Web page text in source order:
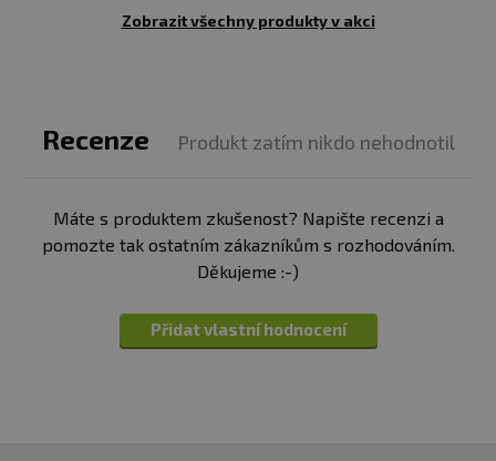
Zobrazit všechny produkty v akci
Recenze Produkt zatím nikdo nehodnotil
Máte s produktem zkušenost? Napište recenzi a
pomozte tak ostatním zákazníkům s rozhodováním.
Děkujeme :-)
Přidat vlastní hodnocení